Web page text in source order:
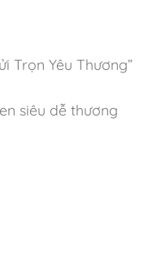
Trọn Yêu Thương”
siêu dễ thương